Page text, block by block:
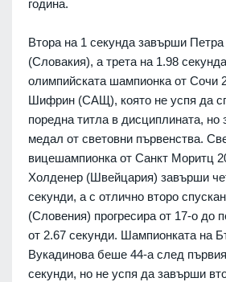
година.
Втора на 1 секунда завърши
(Словакия), а трета на 1.98
олимпийската шампионка от Сочи
Шифрин (САЩ), която не успя да
поредна титла в дисциплината, но
медал от световни първенства.
вицешампионка от Санкт Моритц
Холденер (Швейцария) завърши
секунди, а с отлично второ
(Словения) прогресира от 17-о до
от 2.67 секунди. Шампионката на
Вукадинова беше 44-а след
секунди, но не успя да завърши